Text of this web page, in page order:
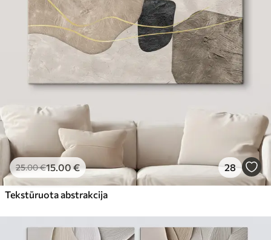
25.00€15.00€ 28
Tekstūruota abstrakcija